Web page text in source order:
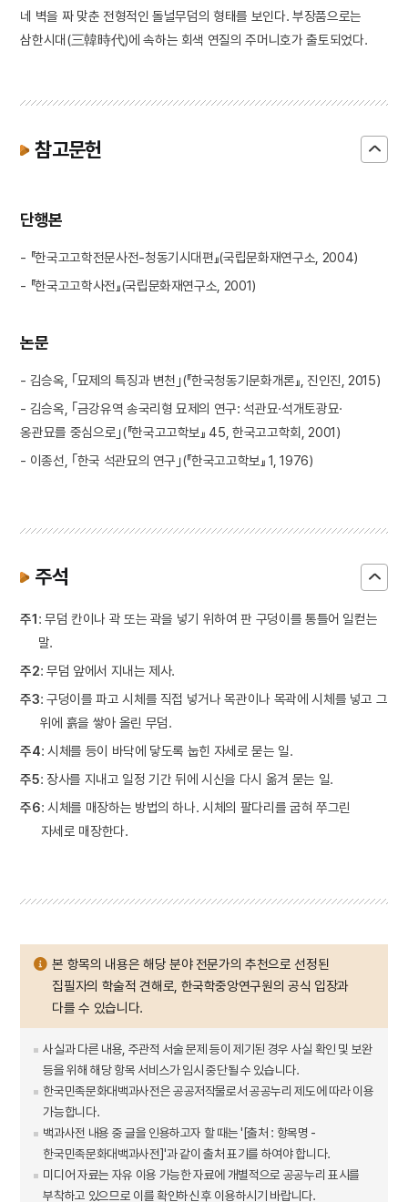
네 벽을 짜 맞춘 전형적인 돌널무덤의 형태를 보인다. 부장품으로는
삼한시대(三韓時代)에 속하는 회색 연질의 주머니호가 출토되었다.
참고문헌
단행본
- 『한국고고학전문사전-청동기시대편』(국립문화재연구소, 2004)
- 『한국고고학사전』(국립문화재연구소, 2001)
논문
- 김승옥, ｢묘제의 특징과 변천｣(『한국청동기문화개론』, 진인진, 2015)
- 김승옥, ｢금강유역 송국리형 묘제의 연구: 석관묘·석개토광묘·
옹관묘를 중심으로｣(『한국고고학보』 45, 한국고고학회, 2001)
- 이종선, ｢한국 석관묘의 연구｣(『한국고고학보』 1, 1976)
주석
주1: 무덤 칸이나 곽 또는 곽을 넣기 위하여 판 구덩이를 통틀어 일컫는
말.
주2: 무덤 앞에서 지내는 제사.
주3: 구덩이를 파고 시체를 직접 넣거나 목관이나 목곽에 시체를 넣고 그
위에 흙을 쌓아 올린 무덤.
주4: 시체를 등이 바닥에 닿도록 눕힌 자세로 묻는 일.
주5: 장사를 지내고 일정 기간 뒤에 시신을 다시 옮겨 묻는 일.
주6: 시체를 매장하는 방법의 하나. 시체의 팔다리를 굽혀 쭈그린
자세로 매장한다.
본 항목의 내용은 해당 분야 전문가의 추천으로 선정된
집필자의 학술적 견해로, 한국학중앙연구원의 공식 입장과
다를 수 있습니다.
사실과 다른 내용, 주관적 서술 문제 등이 제기된 경우 사실 확인 및 보완
등을 위해 해당 항목 서비스가 임시 중단될 수 있습니다.
한국민족문화대백과사전은 공공저작물로서 공공누리 제도에 따라 이용
가능합니다.
백과사전 내용 중 글을 인용하고자 할 때는 '[출처 : 항목명 -
한국민족문화대백과사전]'과 같이 출처 표기를 하여야 합니다.
미디어 자료는 자유 이용 가능한 자료에 개별적으로 공공누리 표시를
부착하고 있으므로 이를 확인하신 후 이용하시기 바랍니다.